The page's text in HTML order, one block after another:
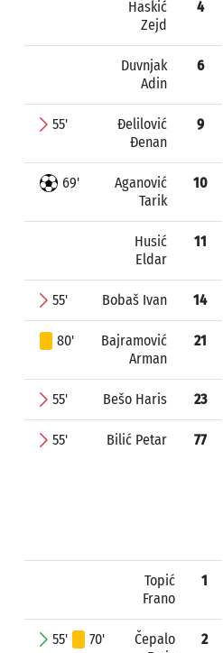
Haskić
Zejd
4
Duvnjak
Adin
6
55'
Đelilović
Đenan
9
69'
Aganović
Tarik
10
Husić
Eldar
11
55' Bobaš Ivan 14
80'
Bajramović
Arman
21
55' Bešo Haris 23
55' Bilić Petar 77
Topić
Frano
1
55' 70'
Čepalo
2